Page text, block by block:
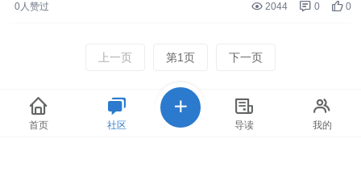
0人赞过
2044 0 0
上一页 第1页 下一页
天天打卡
首页 社区 导读 我的